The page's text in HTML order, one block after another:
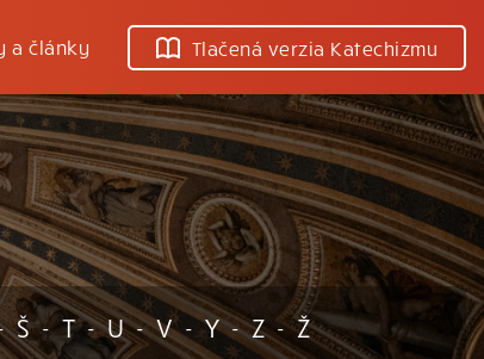
a články Tlačená verzia Katechizmu
Š - T - U - V - Y - Z - Ž